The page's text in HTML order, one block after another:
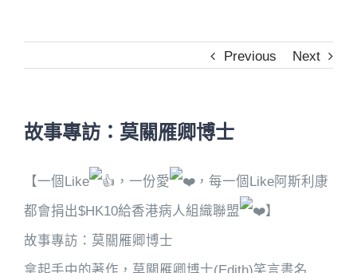
Previous Next
故事專訪：莫關雁卿博士
【一個Like ，一份愛 ，每一個Like阿斯利康
都會捐出$HK10給香港病人組織聯盟 】
故事專訪：莫關雁卿博士
拿起手中的著作，莫關雁卿博士(Edith)笑言書名